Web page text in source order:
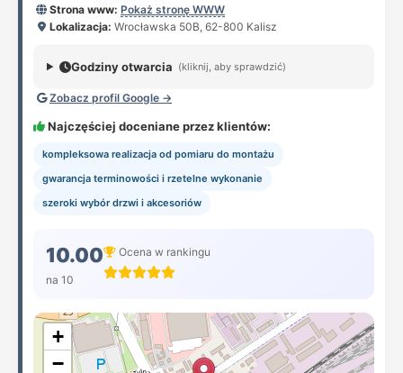
Strona www: Pokaż stronę WWW
Lokalizacja: Wrocławska 50B, 62-800 Kalisz
Godziny otwarcia (kliknij, aby sprawdzić)
Zobacz profil Google →
Najczęściej doceniane przez klientów:
kompleksowa realizacja od pomiaru do montażu
gwarancja terminowości i rzetelne wykonanie
szeroki wybór drzwi i akcesoriów
10.00
na 10
Ocena w rankingu
+
−